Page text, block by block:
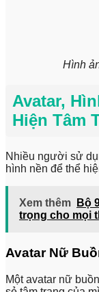
Hình
Avatar,
Hiện Tâm
Nhiều người sử
hình nền để thể
Xem thêm
Bộ
trọng cho mọi
Avatar Nữ
Một avatar nữ